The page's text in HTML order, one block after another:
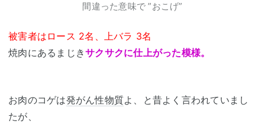
間違った意味で ”おこげ”
被害者はロース 2名、上バラ 3名
焼肉にあるまじきサクサクに仕上がった模様。
お肉のコゲは発がん性物質よ、と昔よく言われていまし
たが、